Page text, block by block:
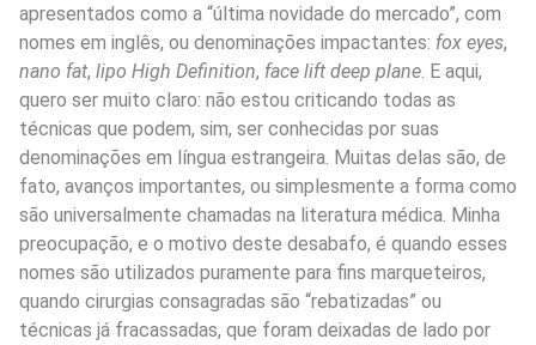
apresentados como a “última novidade do mercado”, com
nomes em inglês, ou denominações impactantes: fox eyes,
nano fat, lipo High Definition, face lift deep plane . E aqui,
quero ser muito claro: não estou criticando todas as
técnicas que podem, sim, ser conhecidas por suas
denominações em língua estrangeira. Muitas delas são, de
fato, avanços importantes, ou simplesmente a forma como
são universalmente chamadas na literatura médica. Minha
preocupação, e o motivo deste desabafo, é quando esses
nomes são utilizados puramente para fins marqueteiros,
quando cirurgias consagradas são “rebatizadas” ou
técnicas já fracassadas, que foram deixadas de lado por